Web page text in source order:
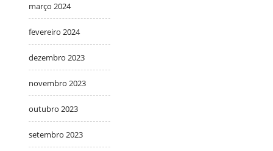
março 2024
fevereiro 2024
dezembro 2023
novembro 2023
outubro 2023
setembro 2023